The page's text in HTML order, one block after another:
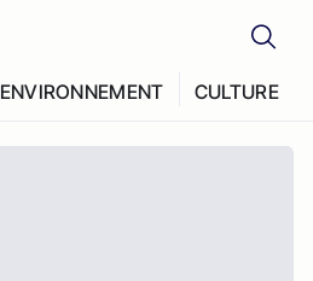
ENVIRONNEMENT CULTURE